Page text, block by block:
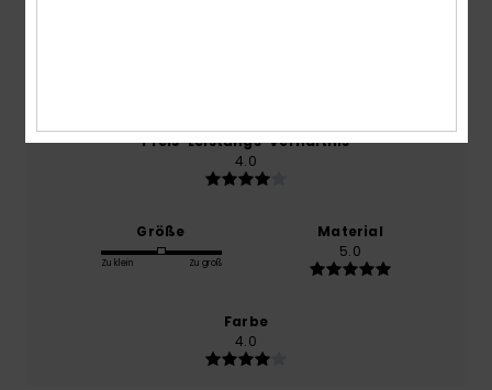
Preis-Leistungs-Verhältnis
4.0
Größe
Zu klein Zu groß
Material
5.0
Farbe
4.0